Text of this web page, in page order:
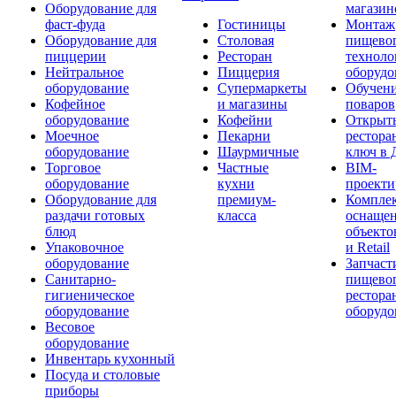
Оборудование для
фаст-фуда
Оборудование для
пиццерии
Нейтральное
оборудование
Кофейное
оборудование
Моечное
оборудование
Торговое
оборудование
Оборудование для
раздачи готовых
блюд
Упаковочное
оборудование
Санитарно-
гигиеническое
оборудование
Весовое
оборудование
Инвентарь кухонный
Посуда и столовые
приборы
Гостиницы
Столовая
Ресторан
Пиццерия
Супермаркеты
и магазины
Кофейни
Пекарни
Шаурмичные
Частные
кухни
премиум-
класса
Монтаж
поваров
ключ в
BIM-
и Retail